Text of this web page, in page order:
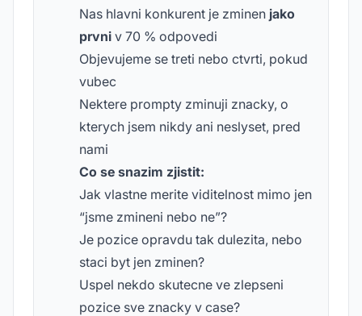
Nas hlavni konkurent je zminen jako
prvni v 70 % odpovedi
Objevujeme se treti nebo ctvrti, pokud
vubec
Nektere prompty zminuji znacky, o
kterych jsem nikdy ani neslyset, pred
nami
Co se snazim zjistit:
Jak vlastne merite viditelnost mimo jen
“jsme zmineni nebo ne”?
Je pozice opravdu tak dulezita, nebo
staci byt jen zminen?
Uspel nekdo skutecne ve zlepseni
pozice sve znacky v case?